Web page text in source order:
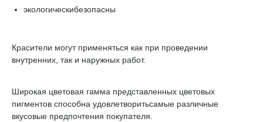
экологическибезопасны
Красители могут применяться как при проведении
внутренних, так и наружных работ.
Широкая цветовая гамма представленных цветовых
пигментов способна удовлетворитьсамые различные
вкусовые предпочтения покупателя.